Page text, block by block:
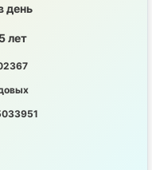
день
лет